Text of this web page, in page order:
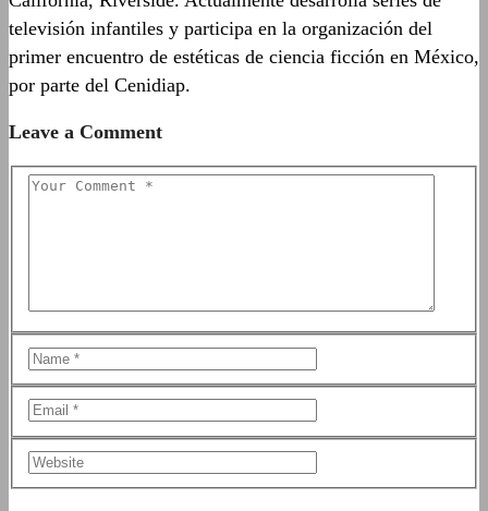
televisión infantiles y participa en la organización del
primer encuentro de estéticas de ciencia ficción en México,
por parte del Cenidiap.
Leave a Comment